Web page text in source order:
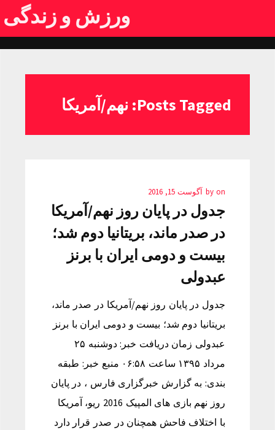
ورزش و زندگی
Posts Tagged: نهم/آمریکا
by on آگوست 15, 2016
جدول در پایان روز نهم/آمریکا
در صدر ماند، بریتانیا دوم شد؛
بیست و دومی ایران با برنز
عبدولی
جدول در پایان روز نهم/آمریکا در صدر ماند،
بریتانیا دوم شد؛ بیست و دومی ایران با برنز
عبدولی زمان دریافت خبر: دوشنبه ۲۵
مرداد ۱۳۹۵ ساعت ۰۶:۵۸ منبع خبر: طبقه
بندی: به گزارش خبرگزاری فارس ، در پایان
روز نهم بازی های المپیک 2016 ریو، آمریکا
با اختلاف فاحش همچنان در صدر قرار دارد